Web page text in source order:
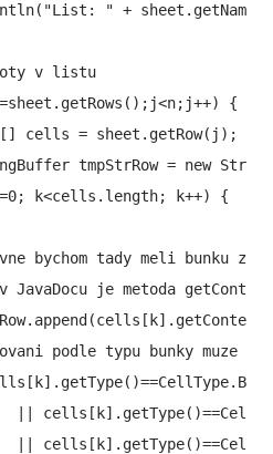
" +
v listu
{
cells = sheet.getRow(j);
tmpStrRow = new
k<cells.length; k++) {
bychom tady meli bunku
JavaDocu je metoda
podle typu bunky muze
||
||